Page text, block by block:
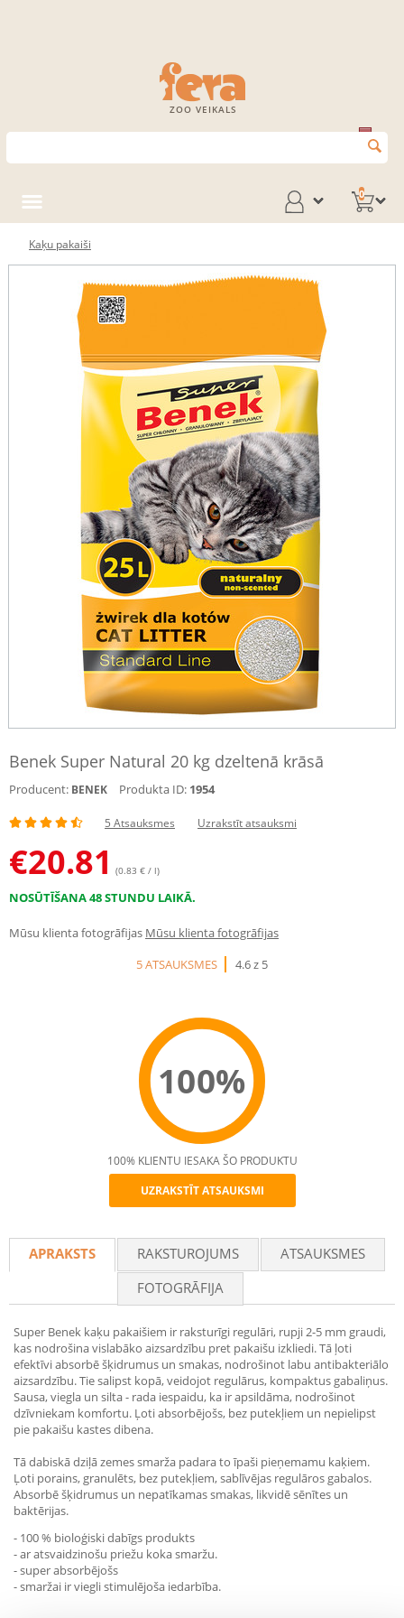
ZOO VEIKALS
0
Kaķu pakaiši
Benek Super Natural 20 kg dzeltenā krāsā
Producent: BENEK Produkta ID: 1954
5 Atsauksmes Uzrakstīt atsauksmi
€20.81 (0.83 € / l)
NOSŪTĪŠANA 48 STUNDU LAIKĀ.
Mūsu klienta fotogrāfijas Mūsu klienta fotogrāfijas
5 ATSAUKSMES
4.6 z 5
100%
Recommend
100% KLIENTU IESAKA ŠO PRODUKTU
UZRAKSTĪT ATSAUKSMI
APRAKSTS RAKSTUROJUMS
ATSAUKSMES
FOTOGRĀFIJA
Super Benek kaķu pakaišiem ir raksturīgi regulāri, rupji 2-5 mm graudi,
kas nodrošina vislabāko aizsardzību pret pakaišu izkliedi. Tā ļoti
efektīvi absorbē šķidrumus un smakas, nodrošinot labu antibakteriālo
aizsardzību. Tie salipst kopā, veidojot regulārus, kompaktus gabaliņus.
Sausa, viegla un silta - rada iespaidu, ka ir apsildāma, nodrošinot
dzīvniekam komfortu. Ļoti absorbējošs, bez putekļiem un nepielipst
pie pakaišu kastes dibena.
Tā dabiskā dziļā zemes smarža padara to īpaši pieņemamu kaķiem.
Ļoti porains, granulēts, bez putekļiem, sablīvējas regulāros gabalos.
Absorbē šķidrumus un nepatīkamas smakas, likvidē sēnītes un
baktērijas.
- 100 % bioloģiski dabīgs produkts
- ar atsvaidzinošu priežu koka smaržu.
- super absorbējošs
- smaržai ir viegli stimulējoša iedarbība.